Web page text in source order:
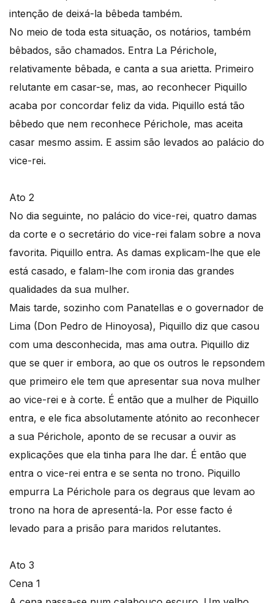
intenção de deixá-la bêbeda também.
No meio de toda esta situação, os notários, também
bêbados, são chamados. Entra La Périchole,
relativamente bêbada, e canta a sua arietta. Primeiro
relutante em casar-se, mas, ao reconhecer Piquillo
acaba por concordar feliz da vida. Piquillo está tão
bêbedo que nem reconhece Périchole, mas aceita
casar mesmo assim. E assim são levados ao palácio do
vice-rei.
Ato 2
No dia seguinte, no palácio do vice-rei, quatro damas
da corte e o secretário do vice-rei falam sobre a nova
favorita. Piquillo entra. As damas explicam-lhe que ele
está casado, e falam-lhe com ironia das grandes
qualidades da sua mulher.
Mais tarde, sozinho com Panatellas e o governador de
Lima (Don Pedro de Hinoyosa), Piquillo diz que casou
com uma desconhecida, mas ama outra. Piquillo diz
que se quer ir embora, ao que os outros le repsondem
que primeiro ele tem que apresentar sua nova mulher
ao vice-rei e à corte. É então que a mulher de Piquillo
entra, e ele fica absolutamente atónito ao reconhecer
a sua Périchole, aponto de se recusar a ouvir as
explicações que ela tinha para lhe dar. É então que
entra o vice-rei entra e se senta no trono. Piquillo
empurra La Périchole para os degraus que levam ao
trono na hora de apresentá-la. Por esse facto é
levado para a prisão para maridos relutantes.
Ato 3
Cena 1